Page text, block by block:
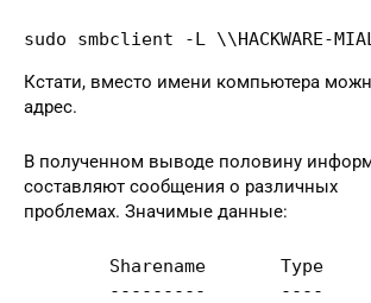
sudo smbclient -L \\HACKWARE-
Кстати, вместо имени компьютера
адрес.
В полученном выводе половину
составляют сообщения о различных
проблемах. Значимые данные: